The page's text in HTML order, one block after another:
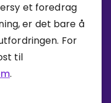
et foredrag
er det bare å
For
til
.